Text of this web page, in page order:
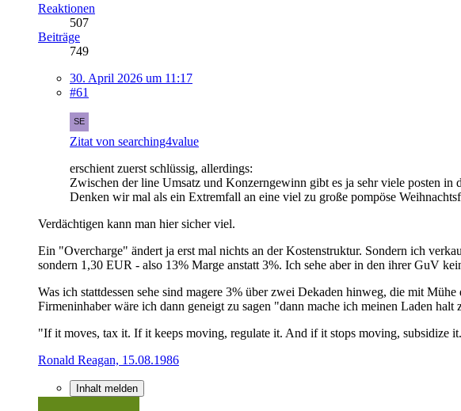
Reaktionen
507
Beiträge
749
30. April 2026 um 11:17
#61
Zitat von searching4value
erschient zuerst schlüssig, allerdings:
Zwischen der line Umsatz und Konzerngewinn gibt es ja sehr viele posten in
Denken wir mal als ein Extremfall an eine viel zu große pompöse
Verdächtigen kann man hier sicher viel.
Ein "Overcharge" ändert ja erst mal nichts an der Kostenstruktur. Sondern ich
sondern 1,30 EUR - also 13% Marge anstatt 3%. Ich sehe aber in den ihrer GuV
Was ich stattdessen sehe sind magere 3% über zwei Dekaden hinweg, die mit
Firmeninhaber wäre ich dann geneigt zu sagen "dann mache ich meinen Laden halt
"If it moves, tax it. If it keeps moving, regulate it. And if it stops moving, subsidize
Ronald Reagan, 15.08.1986
Inhalt melden